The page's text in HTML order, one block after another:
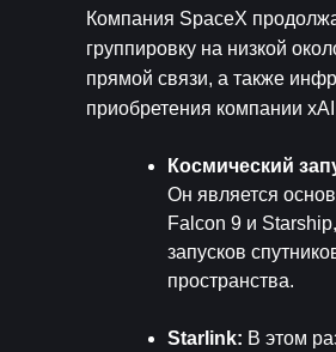
Компания SpaceX
группировку на низкой
прямой связи, а также
приобретения компании
Космический
Он является
Falcon 9 и
запусков
пространства.
Starlink: В этом